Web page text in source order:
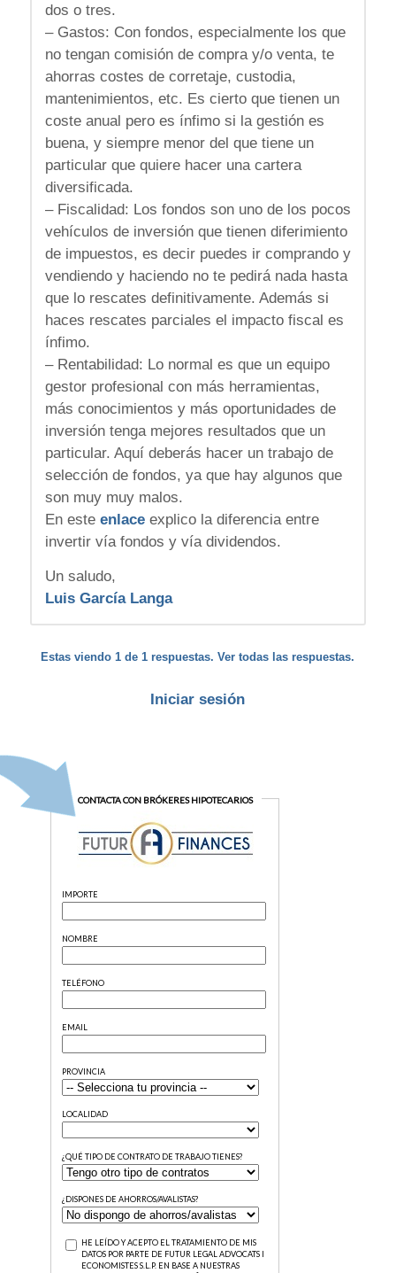
dos o tres.
– Gastos: Con fondos, especialmente los que
no tengan comisión de compra y/o venta, te
ahorras costes de corretaje, custodia,
mantenimientos, etc. Es cierto que tienen un
coste anual pero es ínfimo si la gestión es
buena, y siempre menor del que tiene un
particular que quiere hacer una cartera
diversificada.
– Fiscalidad: Los fondos son uno de los pocos
vehículos de inversión que tienen diferimiento
de impuestos, es decir puedes ir comprando y
vendiendo y haciendo no te pedirá nada hasta
que lo rescates definitivamente. Además si
haces rescates parciales el impacto fiscal es
ínfimo.
– Rentabilidad: Lo normal es que un equipo
gestor profesional con más herramientas,
más conocimientos y más oportunidades de
inversión tenga mejores resultados que un
particular. Aquí deberás hacer un trabajo de
selección de fondos, ya que hay algunos que
son muy muy malos.
En este enlaceexplico la diferencia entre
invertir vía fondos y vía dividendos.
Un saludo,
Luis García Langa
Estas viendo 1 de 1 respuestas. Ver todas las respuestas.
Iniciar sesión